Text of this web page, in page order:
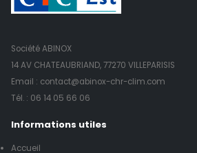
Société ABINOX
14 AV CHATEAUBRIAND, 77270 VILLEPARISIS
Email : contact@abinox-chr-clim.com
Tél. : 06 14 05 66 06
Informations utiles
Accueil